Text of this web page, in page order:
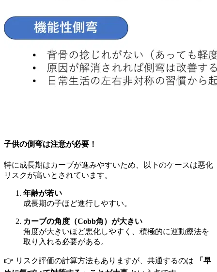
子供の側弯は注意が必要！
特に成長期はカーブが進みやすいため、以下のケースは悪化
リスクが高いとされています。
年齢が若い
成長期の子ほど進行しやすい。
カーブの角度（Cobb角）が大きい
角度が大きいほど悪化しやすく、積極的に運動療法を
取り入れる必要がある。
👉 リスク評価の計算方法もありますが、共通するのは
「早